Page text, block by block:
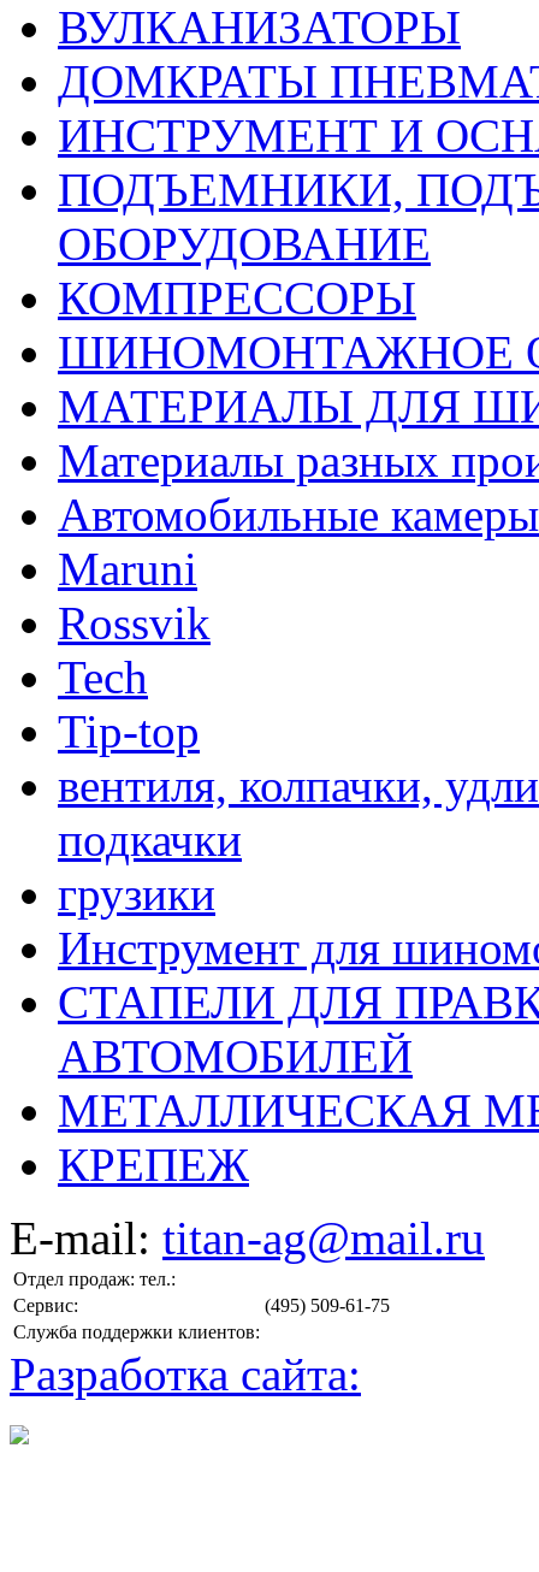
ВУЛКАНИЗАТОРЫ
ДОМКРАТЫ
ИНСТРУМЕНТ И
ПОДЪЕМНИКИ,
ОБОРУДОВАНИЕ
КОМПРЕССОРЫ
ШИНОМОНТАЖНОЕ
МАТЕРИАЛЫ ДЛЯ
Материалы разных
Автомобильные камеры
Maruni
Rossvik
Tech
Tip-top
вентиля, колпачки,
подкачки
грузики
Инструмент для
СТАПЕЛИ ДЛЯ
АВТОМОБИЛЕЙ
МЕТАЛЛИЧЕСКАЯ
КРЕПЕЖ
E-mail: titan-ag@mail.ru
Отдел продаж: тел.:
(495) 509-61-75
Сервис:
Служба поддержки клиентов:
Разработка сайта: